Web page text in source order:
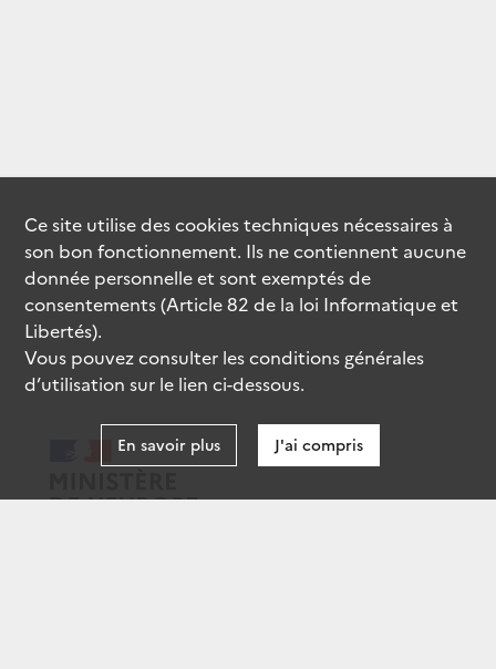
Ce site utilise descookiestechniques nécessaires à
son bon fonctionnement. Ils ne contiennent aucune
donnée personnelle et sont exemptés de
consentements (Article 82 de la loi Informatique et
Libertés).
Vous pouvez consulter les conditions générales
d’utilisation sur le lien ci-dessous.
En savoir plus J'ai compris